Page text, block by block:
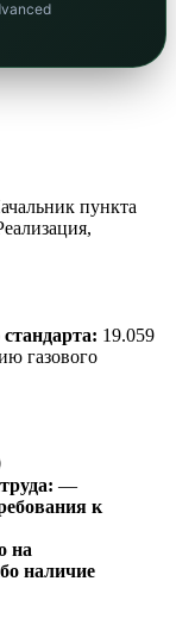
пункта
19.059
газового
—
к
на
наличие